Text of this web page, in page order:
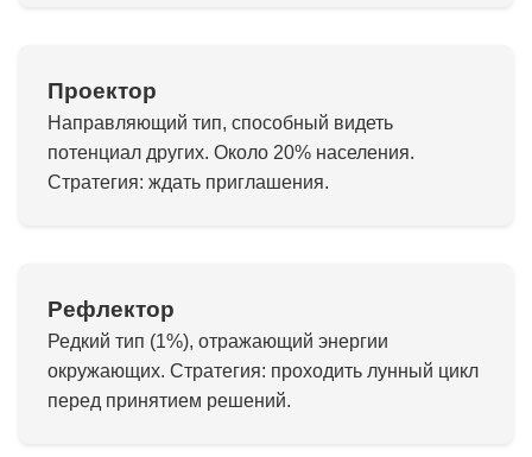
Проектор
Направляющий тип, способный видеть
потенциал других. Около 20% населения.
Стратегия: ждать приглашения.
Рефлектор
Редкий тип (1%), отражающий энергии
окружающих. Стратегия: проходить лунный цикл
перед принятием решений.